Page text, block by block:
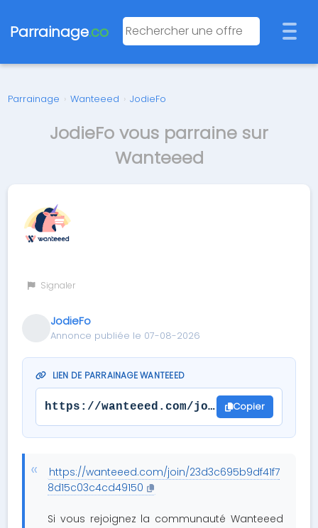
Parrainage.co
Parrainage › Wanteeed › JodieFo
JodieFo vous parraine sur
Wanteeed
Signaler
JodieFo
Annonce publiée le 07-08-2026
LIEN DE PARRAINAGE WANTEEED
https://wanteeed.com/join/ Copier
https://wanteeed.com/join/23d3c695b9df41f7
8d15c03c4cd49150
Si vous rejoignez la communauté Wanteeed